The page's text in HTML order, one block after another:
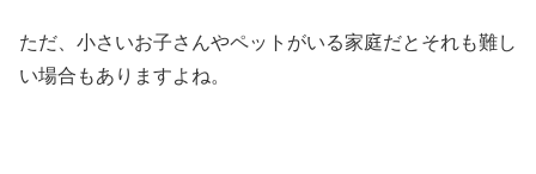
ただ、小さいお子さんやペットがいる家庭だとそれも難し
い場合もありますよね。